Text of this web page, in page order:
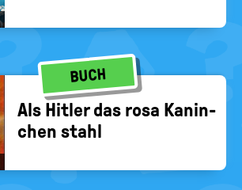
BUCH
Als Hit­ler das rosa Ka­nin­
chen stahl